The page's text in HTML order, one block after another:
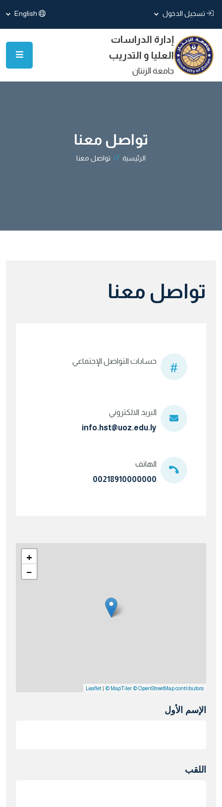
تسجيل الدخول English
إدارة الدراسات
العليا و التدريب
جامعة الزنتان
تواصل معنا
الرئيسية // تواصل معنا
تواصل معنا
حسابات التواصل الإجتماعي
البريد الالكتروني
info.hst@uoz.edu.ly
الهاتف
00218910000000
+
−
Leaflet |© MapTiler © OpenStreetMap contributors
الإسم الأول
اللقب